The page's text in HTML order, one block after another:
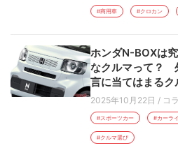
#商用車 #クロカン
ホンダN-BOXは
なクルマって？
言に当てはまるク
2025年10月22日 / コ
#スポーツカー #カーラ
#クルマ選び